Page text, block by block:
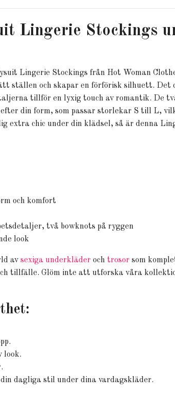
Lingerie Stockings
Lingerie Stockings från Hot Woman
ställen och skapar en förförisk silhuett. Det
tillför en lyxig touch av romantik. De
din form, som passar storlekar S till L,
extra chic under din klädsel, så är denna
och komfort
två bowknots på ryggen
look
av sexiga underkläder och trosor som
tillfälle. Glöm inte att utforska våra
look.
dagliga stil under dina vardagskläder.